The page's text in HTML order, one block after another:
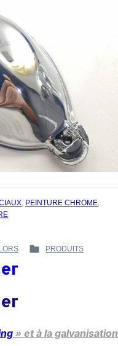
, PEINTURE CHROME,
POSTED
PRODUITS
» et à la galvanisation